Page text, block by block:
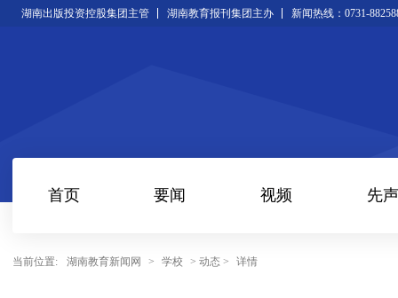
湖南出版投资控股集团主管 湖南教育报刊集团主办 新闻热线：0731-
首页 要闻 视频 先声
当前位置: 湖南教育新闻网 > 学校 > 动态 > 详情